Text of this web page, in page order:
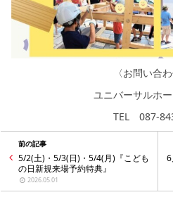
〈お問い合わ
ユニバーサルホ
TEL 087-
前の記事
5/2(土)・5/3(日)・5/4(月)『こども
の日新規来場予約特典』
2026.05.01